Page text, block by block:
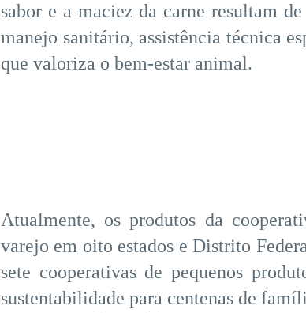
sabor e a maciez da carne resultam
manejo sanitário, assistência técnica
que valoriza o bem-estar animal.
Atualmente, os produtos da
varejo em oito estados e Distrito
sete cooperativas de pequenos
sustentabilidade para centenas de